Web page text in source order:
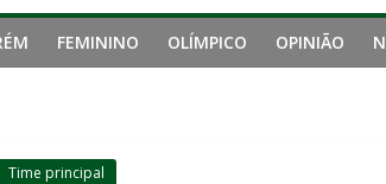
FEMININO OLÍMPICO OPINIÃO
Time principal